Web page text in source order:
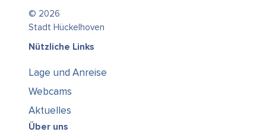
© 2026
Stadt Hückelhoven
Nützliche Links
Lage und Anreise
Webcams
Aktuelles
Über uns